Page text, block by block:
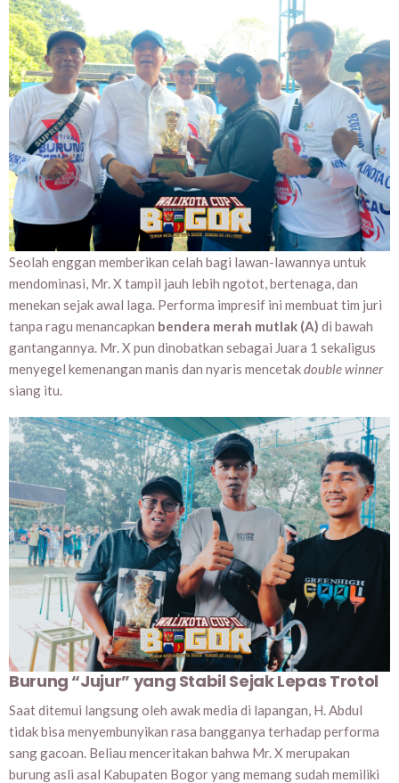
Seolah enggan memberikan celah bagi lawan-lawannya untuk
mendominasi, Mr. X tampil jauh lebih ngotot, bertenaga, dan
menekan sejak awal laga. Performa impresif ini membuat tim juri
tanpa ragu menancapkan bendera merah mutlak (A) di bawah
gantangannya. Mr. X pun dinobatkan sebagai Juara 1 sekaligus
menyegel kemenangan manis dan nyaris mencetakdouble winner
siang itu.
Burung “Jujur” yang Stabil Sejak Lepas Trotol
Saat ditemui langsung oleh awak media di lapangan, H. Abdul
tidak bisa menyembunyikan rasa bangganya terhadap performa
sang gacoan. Beliau menceritakan bahwa Mr. X merupakan
burung asli asal Kabupaten Bogor yang memang sudah memiliki